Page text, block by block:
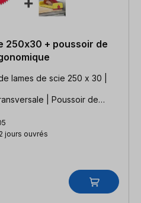
250x30 + poussoir de
lames de scie 250 x 30 |
| Poussoir de
jours ouvrés